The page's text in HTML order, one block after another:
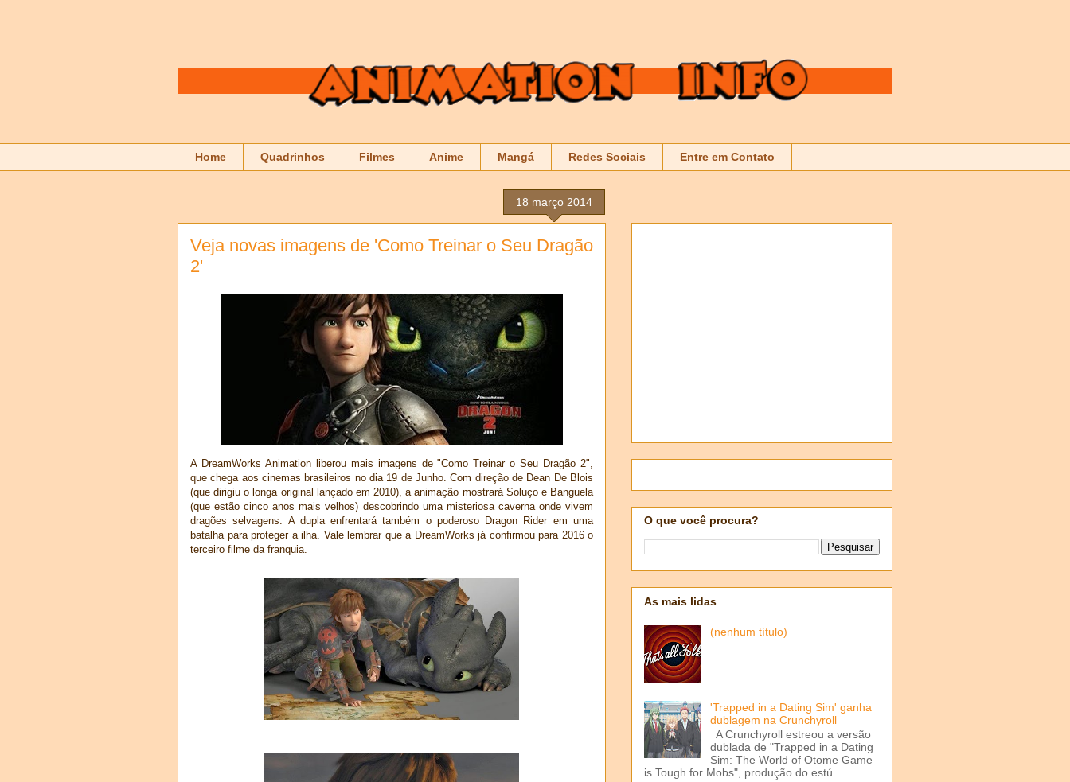
Home Quadrinhos Filmes Anime Mangá Redes Sociais Entre em Contato
18 março 2014
Veja novas imagens de 'Como Treinar o Seu Dragão
2'
A DreamWorks Animation liberou mais imagens de "Como Treinar o Seu Dragão 2",
que chega aos cinemas brasileiros no dia 19 de Junho. Com direção de Dean De Blois
(que dirigiu o longa original lançado em 2010), a animação mostrará Soluço e Banguela
(que estão cinco anos mais velhos) descobrindo uma misteriosa caverna onde vivem
dragões selvagens. A dupla enfrentará também o poderoso Dragon Rider em uma
batalha para proteger a ilha. Vale lembrar que a DreamWorks já confirmou para 2016 o
terceiro filme da franquia.
O que você procura?
As mais lidas
(nenhum título)
'Trapped in a Dating Sim' ganha
dublagem na Crunchyroll
A Crunchyroll estreou a versão
dublada de "Trapped in a Dating
Sim: The World of Otome Game
is Tough for Mobs", produção do estú...